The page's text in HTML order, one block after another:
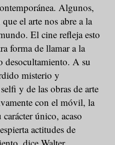
Algunos,
el arte nos abre a la
El cine refleja esto
forma de llamar a la
desocultamiento. A su
misterio y
y de las obras de arte
con el móvil, la
único, acaso
actitudes de